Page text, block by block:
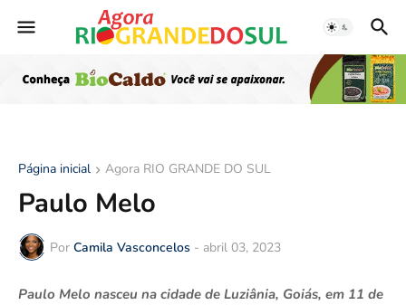
Página inicial Agora RIO GRANDE DO SUL
Paulo Melo
Por Camila Vasconcelos - abril 03, 2023
Paulo Melo nasceu na cidade de Luziânia, Goiás, em 11 de